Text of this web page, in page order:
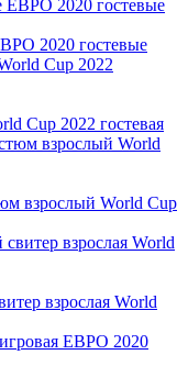
2020 гостевые
Cup 2022 гостевая
взрослый World Cup
взрослая World